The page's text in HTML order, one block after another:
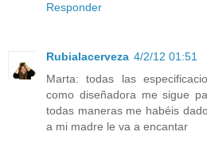
Responder
Rubialacerveza 4/2/12 01:51
Marta: todas las
como diseñadora me sigue
todas maneras me habéis
a mi madre le va a encantar